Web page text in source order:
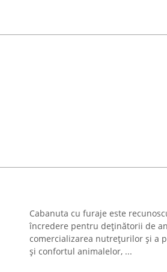
Cabanuta cu furaje este
încredere pentru deținătorii de
comercializarea nutrețurilor și a
și confortul animalelor, ...